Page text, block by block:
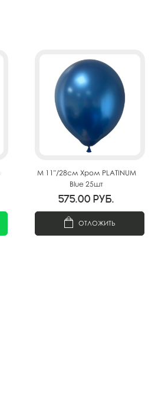
M 11"/28см Хром PLATINUM
Blue 25шт
575.00 руб.
ОТЛОЖИТЬ